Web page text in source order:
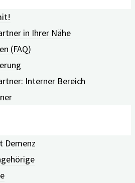
in Ihrer Nähe
(FAQ)
Interner Bereich
Demenz